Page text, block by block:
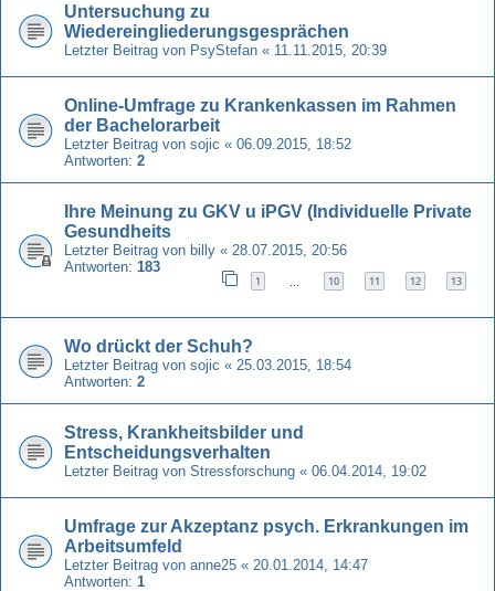
Untersuchung zu
Wiedereingliederungsgesprächen
Letzter Beitrag von PsyStefan « 11.11.2015, 20:39
Online-Umfrage zu Krankenkassen im Rahmen
der Bachelorarbeit
Letzter Beitrag von sojic « 06.09.2015, 18:52
Antworten: 2
Ihre Meinung zu GKV u iPGV (Individuelle Private
Gesundheits
Letzter Beitrag von billy « 28.07.2015, 20:56
Antworten: 183
1 10 11 12 13
Wo drückt der Schuh?
Letzter Beitrag von sojic « 25.03.2015, 18:54
Antworten: 2
Stress, Krankheitsbilder und
Entscheidungsverhalten
Letzter Beitrag von Stressforschung « 06.04.2014, 19:02
Umfrage zur Akzeptanz psych. Erkrankungen im
Arbeitsumfeld
Letzter Beitrag von anne25 « 20.01.2014, 14:47
Antworten: 1